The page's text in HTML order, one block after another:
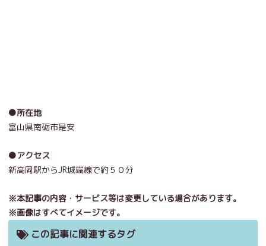
●所在地
富山県南砺市是安
●アクセス
新高岡駅からJR城端線で約５０分
※本記事の内容・サービス等は変更している場合があります。
※画像はすべてイメージです。
この記事に関連するタグ